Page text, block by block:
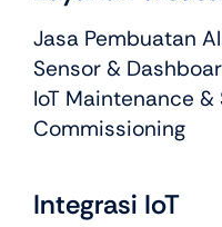
Jasa Pembuatan
Sensor &
IoT Maintenance
Commissioning
Integrasi IoT